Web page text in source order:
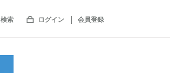
検索 ログイン 会員登録